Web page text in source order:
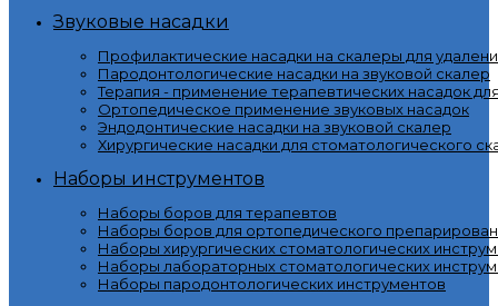
Звуковые насадки
Профилактические насадки на скалеры для
Пародонтологические насадки на звуковой скалер
Терапия - применение терапевтических насадок
Ортопедическое применение звуковых насадок
Эндодонтические насадки на звуковой скалер
Хирургические насадки для стоматологического
Наборы инструментов
Наборы боров для терапевтов
Наборы боров для ортопедического
Наборы хирургических стоматологических
Наборы лабораторных стоматологических
Наборы пародонтологических инструментов